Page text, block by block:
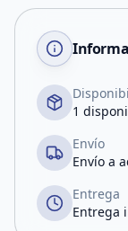
1
Envío
Envío a
Entrega
Entrega